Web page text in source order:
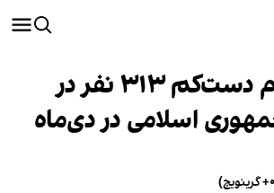
هرانا از اعدام دست‌کم ۳۱۳ نفر در
اسلامی در دی‌ماه